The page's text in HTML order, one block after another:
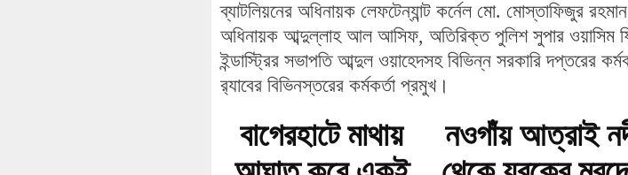
ব্যাটলিয়নের অধিনায়ক লেফটেন্যান্ট কর্নেল মো. মোস্তাফিজুর
অধিনায়ক আব্দুল্লাহ আল আসিফ, অতিরিক্ত পুলিশ সুপার ওয়াসিম
ইন্ডাস্ট্রির সভাপতি আব্দুল ওয়াহেদসহ বিভিন্ন সরকারি দপ্তরের
র‍্যাবের বিভিনস্তরের কর্মকর্তা প্রমুখ।
বাগেরহাটে মাথায়
নওগাঁয় আত্রাই